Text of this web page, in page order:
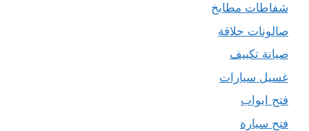
شفاطات مطابخ
صالونات حلاقة
صيانة تكييف
غسيل سيارات
فتح ابواب
فتح سيارة